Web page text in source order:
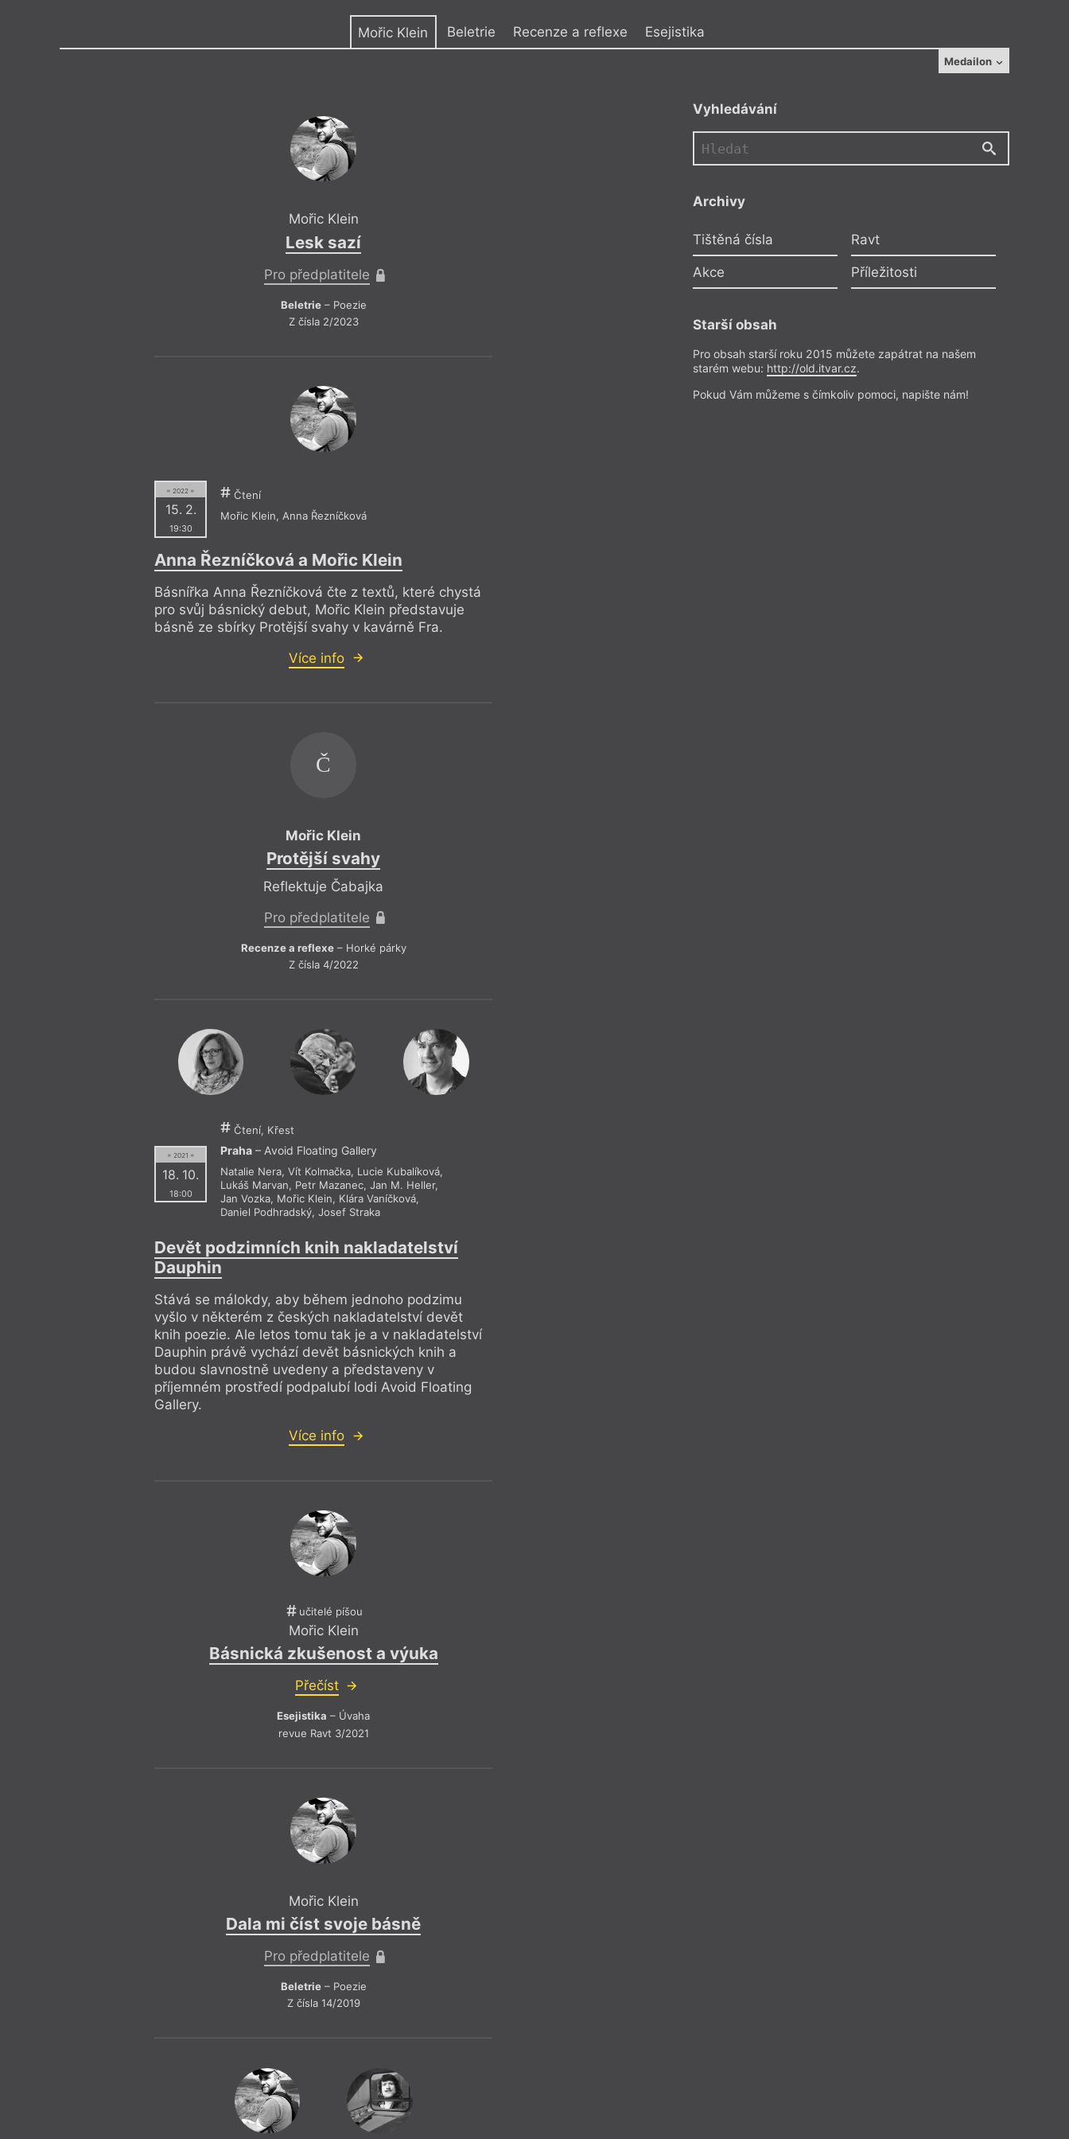
Výroční ceny
Mořic Klein Beletrie Recenze a reflexe Esejistika
básník, prozaik, učitel. Knižně vydal zápisky o
Othersidea básnické sbírky
. Učí češtinu a společenské vědy na
Gymnáziu Pierra de Coubertina v Táboře, v roce
2020 celkem úspěšně absolvoval anketu o
Medailon
Mořic Klein
Lesk sazí
Pro předplatitele
Beletrie– Poezie
Z čísla 2/2023
= 2022 =
15. 2.
19:30
Čtení
Mořic Klein, Anna Řezníčková
Anna Řezníčková a Mořic Klein
Básnířka Anna Řezníčková čte z textů, které chystá
pro svůj básnický debut, Mořic Klein představuje
básně ze sbírky Protější svahy v kavárně Fra.
Více info
Č
Mořic Klein
Protější svahy
Reflektuje Čabajka
Pro předplatitele
Recenze a reflexe– Horké párky
Z čísla 4/2022
= 2021 =
18. 10.
18:00
Čtení, Křest
Praha – Avoid Floating Gallery
Natalie Nera,Vít Kolmačka, Lucie Kubalíková,
Lukáš Marvan, Petr Mazanec,Jan M. Heller,
Jan Vozka, Mořic Klein, Klára Vaníčková,
Daniel Podhradský,Josef Straka
Devět podzimních knih nakladatelství
Dauphin
Stává se málokdy, aby během jednoho podzimu
vyšlo v některém z českých nakladatelství devět
knih poezie. Ale letos tomu tak je a v nakladatelství
Dauphin právě vychází devět básnických knih a
budou slavnostně uvedeny a představeny v
příjemném prostředí podpalubí lodi Avoid Floating
Gallery.
Více info
učitelé píšou
Mořic Klein
Básnická zkušenost a výuka
Přečíst
Esejistika – Úvaha
revue Ravt 3/2021
Mořic Klein
Dala mi číst svoje básně
Pro předplatitele
Beletrie– Poezie
Z čísla 14/2019
Lesk sazí
Pro předplatitele
Z čísla 2/2023
Vyhledávání
Archivy
Tištěná čísla Ravt
Akce Příležitosti
Starší obsah
Pro obsah starší roku 2015 můžete zapátrat na našem
starém webu: http://old.itvar.cz.
Pokud Vám můžeme s čímkoliv pomoci, napište nám!